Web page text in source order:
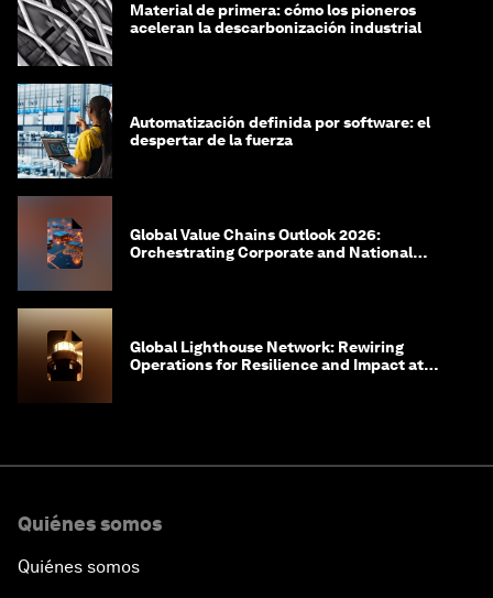
Material de primera: cómo los pioneros
aceleran la descarbonización industrial
Automatización definida por software: el
despertar de la fuerza
Global Value Chains Outlook 2026:
Orchestrating Corporate and National
Global Lighthouse Network: Rewiring
Operations for Resilience and Impact at
Quiénes somos
Quiénes somos